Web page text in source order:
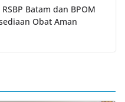
Batam dan BPOM
Obat Aman